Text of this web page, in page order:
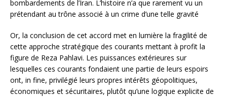
bombardements de l’Iran. L’histoire n’a que rarement vu un
prétendant au trône associé à un crime d’une telle gravité
Or, la conclusion de cet accord met en lumière la fragilité de
cette approche stratégique des courants mettant à profit la
figure de Reza Pahlavi. Les puissances extérieures sur
lesquelles ces courants fondaient une partie de leurs espoirs
ont, in fine, privilégié leurs propres intérêts géopolitiques,
économiques et sécuritaires, plutôt qu’une logique explicite de